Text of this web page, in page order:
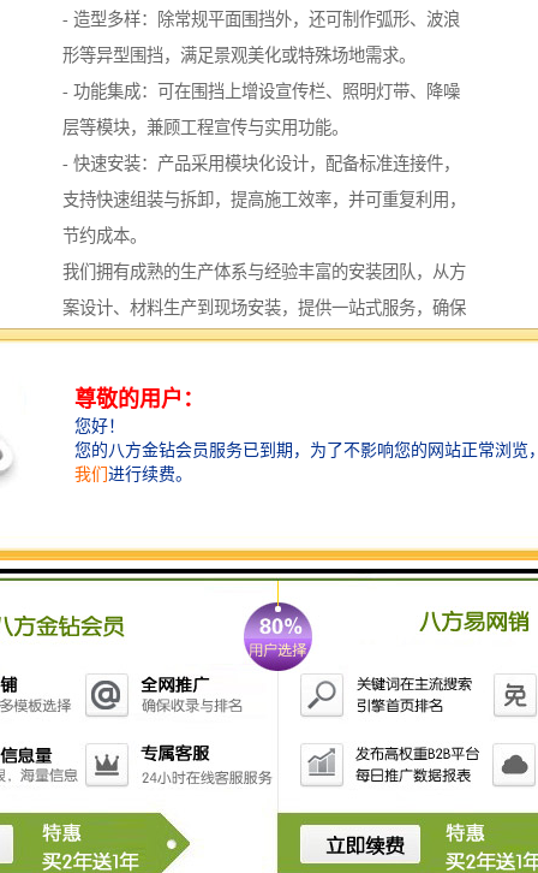
- 造型多样：除常规平面围挡外，还可制作弧形、波浪
形等异型围挡，满足景观美化或特殊场地需求。
- 功能集成：可在围挡上增设宣传栏、照明灯带、降噪
层等模块，兼顾工程宣传与实用功能。
- 快速安装：产品采用模块化设计，配备标准连接件，
支持快速组装与拆卸，提高施工效率，并可重复利用，
节约成本。
我们拥有成熟的生产体系与经验丰富的安装团队，从方
案设计、材料生产到现场安装，提供一站式服务，确保
每一处草坪围挡既美观又牢固。
优质的产品离不开严格的品质管理。
我们在草坪围挡的制造过程中，始终坚持高标准：
- 材料精选：仿真草坪选用抗紫外线、防老化的环保材
防锈镀层钢板或轻钢，保证强度与耐久性。
结合，不易剥离；边缘均经过精细处理，无毛刺，确保
- 测试验证：产品出厂前经过抗风压、耐冲击等多项测
试，符合相关安全标准，保障使用可靠性。
此外，我们还可根据客户需求，在围挡表面加印企业标
识、工程信息或公益广告，进一步提升品牌形象与文化
氛围。